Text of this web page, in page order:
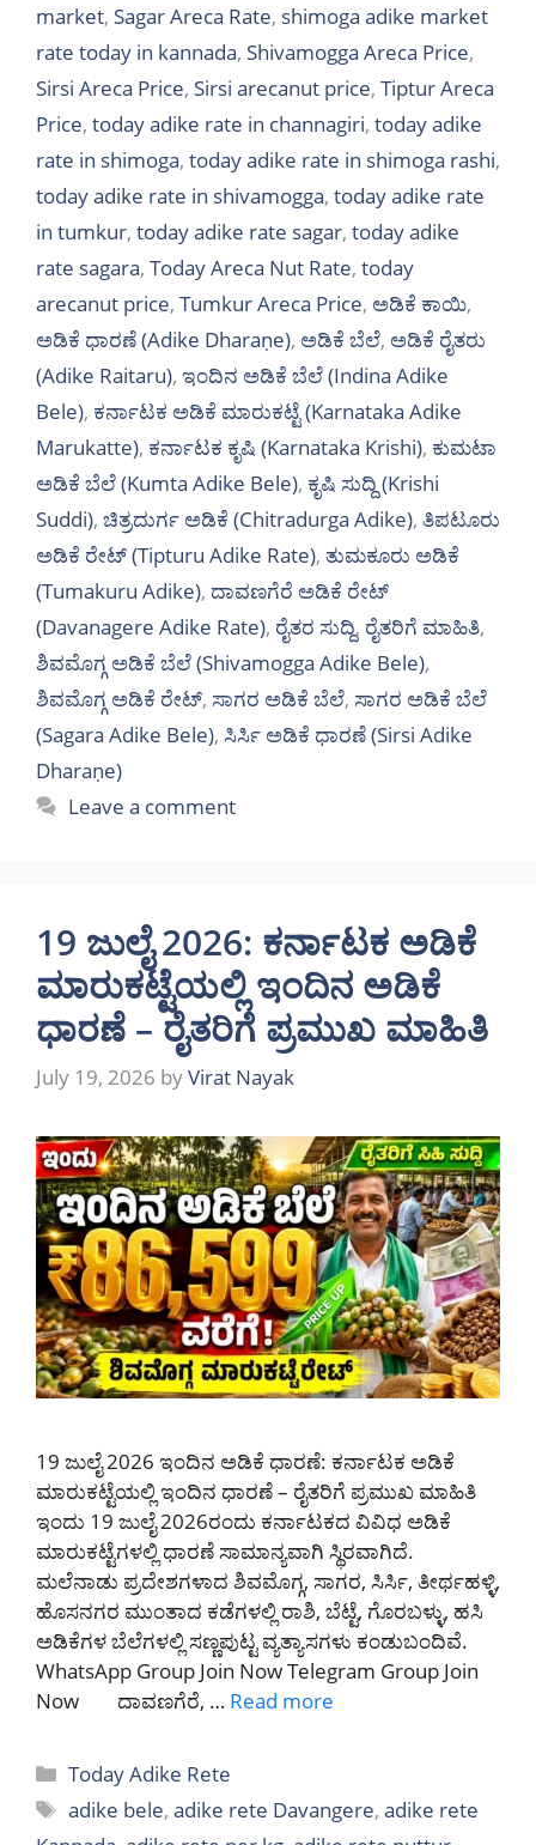
market, Sagar Areca Rate, shimoga adike market
rate today in kannada, Shivamogga Areca Price,
Sirsi Areca Price, Sirsi arecanut price, Tiptur Areca
Price, today adike rate in channagiri, today adike
rate in shimoga, today adike rate in shimoga rashi,
today adike rate in shivamogga, today adike rate
in tumkur, today adike rate sagar, today adike
rate sagara, Today Areca Nut Rate, today
arecanut price, Tumkur Areca Price, ಅಡಿಕೆ ಕಾಯಿ,
ಅಡಿಕೆ ಧಾರಣೆ (Adike Dharaṇe), ಅಡಿಕೆ ಬೆಲೆ, ಅಡಿಕೆ ರೈತರು
(Adike Raitaru), ಇಂದಿನ ಅಡಿಕೆ ಬೆಲೆ (Indina Adike
Bele), ಕರ್ನಾಟಕ ಅಡಿಕೆ ಮಾರುಕಟ್ಟೆ (Karnataka Adike
Marukatte), ಕರ್ನಾಟಕ ಕೃಷಿ (Karnataka Krishi), ಕುಮಟಾ
ಅಡಿಕೆ ಬೆಲೆ (Kumta Adike Bele), ಕೃಷಿ ಸುದ್ದಿ (Krishi
Suddi), ಚಿತ್ರದುರ್ಗ ಅಡಿಕೆ (Chitradurga Adike), ತಿಪಟೂರು
ಅಡಿಕೆ ರೇಟ್ (Tipturu Adike Rate), ತುಮಕೂರು ಅಡಿಕೆ
(Tumakuru Adike), ದಾವಣಗೆರೆ ಅಡಿಕೆ ರೇಟ್
(Davanagere Adike Rate), ರೈತರ ಸುದ್ದಿ, ರೈತರಿಗೆ ಮಾಹಿತಿ,
ಶಿವಮೊಗ್ಗ ಅಡಿಕೆ ಬೆಲೆ (Shivamogga Adike Bele),
ಶಿವಮೊಗ್ಗ ಅಡಿಕೆ ರೇಟ್, ಸಾಗರ ಅಡಿಕೆ ಬೆಲೆ, ಸಾಗರ ಅಡಿಕೆ ಬೆಲೆ
(Sagara Adike Bele), ಸಿರ್ಸಿ ಅಡಿಕೆ ಧಾರಣೆ (Sirsi Adike
Dharaṇe)
Leave a comment
19 ಜುಲೈ 2026: ಕರ್ನಾಟಕ ಅಡಿಕೆ
ಮಾರುಕಟ್ಟೆಯಲ್ಲಿ ಇಂದಿನ ಅಡಿಕೆ
ಧಾರಣೆ – ರೈತರಿಗೆ ಪ್ರಮುಖ ಮಾಹಿತಿ
July 19, 2026 byVirat Nayak
19 ಜುಲೈ 2026 ಇಂದಿನ ಅಡಿಕೆ ಧಾರಣೆ: ಕರ್ನಾಟಕ ಅಡಿಕೆ
ಮಾರುಕಟ್ಟೆಯಲ್ಲಿ ಇಂದಿನ ಧಾರಣೆ – ರೈತರಿಗೆ ಪ್ರಮುಖ ಮಾಹಿತಿ
ಇಂದು 19 ಜುಲೈ 2026ರಂದು ಕರ್ನಾಟಕದ ವಿವಿಧ ಅಡಿಕೆ
ಮಾರುಕಟ್ಟೆಗಳಲ್ಲಿ ಧಾರಣೆ ಸಾಮಾನ್ಯವಾಗಿ ಸ್ಥಿರವಾಗಿದೆ.
ಮಲೆನಾಡು ಪ್ರದೇಶಗಳಾದ ಶಿವಮೊಗ್ಗ, ಸಾಗರ, ಸಿರ್ಸಿ, ತೀರ್ಥಹಳ್ಳಿ,
ಹೊಸನಗರ ಮುಂತಾದ ಕಡೆಗಳಲ್ಲಿ ರಾಶಿ, ಬೆಟ್ಟೆ, ಗೊರಬಳ್ಳು, ಹಸಿ
ಅಡಿಕೆಗಳ ಬೆಲೆಗಳಲ್ಲಿ ಸಣ್ಣಪುಟ್ಟ ವ್ಯತ್ಯಾಸಗಳು ಕಂಡುಬಂದಿವೆ.
WhatsApp Group Join Now Telegram Group Join
Now ದಾವಣಗೆರೆ, … Read more
Categories
Today Adike Rete
Tags
adike bele,adike rete Davangere,adike rete